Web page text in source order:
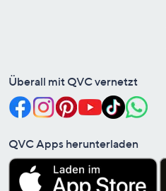
Überall mit QVC vernetzt
QVC Apps herunterladen